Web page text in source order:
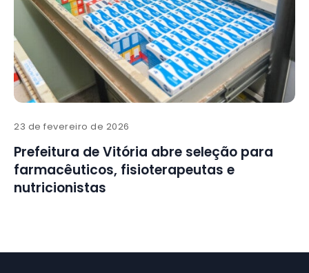
23 de fevereiro de 2026
Prefeitura de Vitória abre seleção para
farmacêuticos, fisioterapeutas e
nutricionistas